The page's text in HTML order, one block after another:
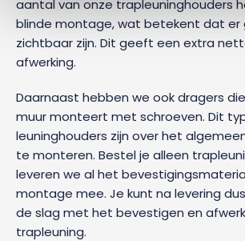
aantal van onze trapleuninghouders
blinde montage, wat betekent dat er
zichtbaar zijn. Dit geeft een extra
afwerking.
Daarnaast hebben we ook dragers
muur monteert met schroeven. Dit
leuninghouders zijn over het
te monteren. Bestel je alleen
leveren we al het
montage mee. Je kunt na levering
de slag met het bevestigen en
trapleuning.